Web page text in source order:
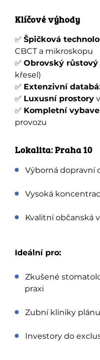
Klíčové výhody
✅ Špičková
CBCT a mikroskopu
✅ Obrovský růstový
křesel)
✅ Extenzivní
✅ Luxusní prostory
✅ Kompletní
provozu
Lokalita: Praha 10
Výborná dopravní
Vysoká
Kvalitní občanská
Ideální pro:
Zkušené
praxi
Zubní kliniky
Investory do